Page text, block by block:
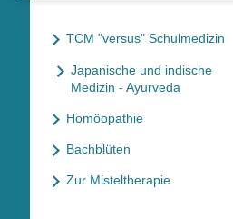
TCM "versus" Schulmedizin
Japanische und indische
Medizin - Ayurveda
Homöopathie
Bachblüten
Zur Misteltherapie